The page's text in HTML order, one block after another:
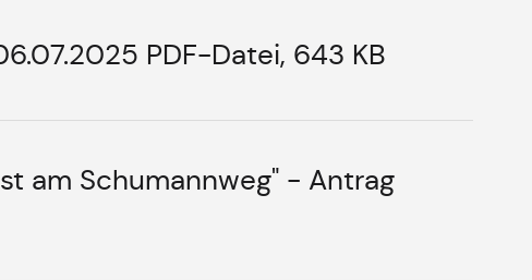
PDF-Datei, 643 KB
am Schumannweg" - Antrag